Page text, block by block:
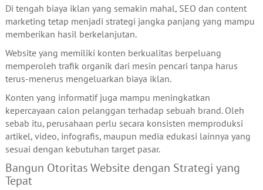
Di tengah biaya iklan yang semakin mahal, SEO dan content
marketing tetap menjadi strategi jangka panjang yang mampu
memberikan hasil berkelanjutan.
Website yang memiliki konten berkualitas berpeluang
memperoleh trafik organik dari mesin pencari tanpa harus
terus-menerus mengeluarkan biaya iklan.
Konten yang informatif juga mampu meningkatkan
kepercayaan calon pelanggan terhadap sebuah brand. Oleh
sebab itu, perusahaan perlu secara konsisten memproduksi
artikel, video, infografis, maupun media edukasi lainnya yang
sesuai dengan kebutuhan target pasar.
Bangun Otoritas Website dengan Strategi yang
Tepat